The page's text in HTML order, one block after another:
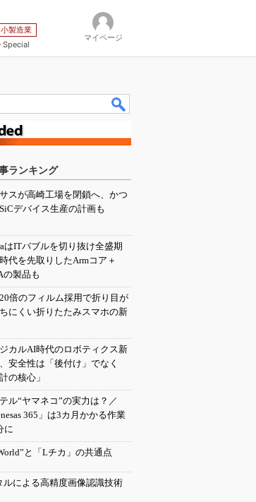
製造業
Special
マイページ
ランキング
スが高崎工場を閉鎖へ、かつ
デバイス生産の計画も
はITバブルを切り抜け全盛期
代を先取りしたArmコア＋
の製品も
倍のフィルム採用で折り目が
にくい折りたたみスマホの新
カルAI時代のロボティクス新
安全性は「後付け」でなく
の核心」
ル“ヤマネコ”の実力は？／
365」は3カ月かかる作業
に
と「Lチカ」の共通点
ルによる高精度画像認識技術